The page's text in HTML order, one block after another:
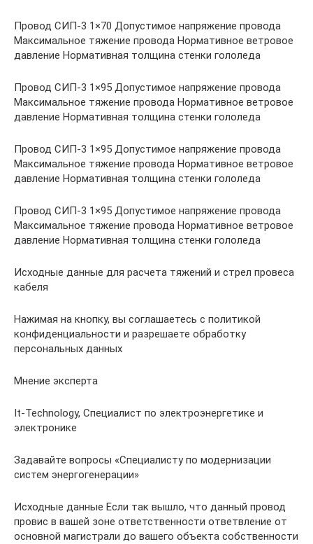
Провод СИП-3 1×70 Допустимое напряжение провода
Максимальное тяжение провода Нормативное ветровое
давление Нормативная толщина стенки гололеда
Провод СИП-3 1×95 Допустимое напряжение провода
Максимальное тяжение провода Нормативное ветровое
давление Нормативная толщина стенки гололеда
Провод СИП-3 1×95 Допустимое напряжение провода
Максимальное тяжение провода Нормативное ветровое
давление Нормативная толщина стенки гололеда
Провод СИП-3 1×95 Допустимое напряжение провода
Максимальное тяжение провода Нормативное ветровое
давление Нормативная толщина стенки гололеда
Исходные данные для расчета тяжений и стрел провеса
кабеля
Нажимая на кнопку, вы соглашаетесь с политикой
конфиденциальности и разрешаете обработку
персональных данных
Мнение эксперта
It-Technology, Cпециалист по электроэнергетике и
электронике
Задавайте вопросы «Специалисту по модернизации
систем энергогенерации»
Исходные данные Если так вышло, что данный провод
провис в вашей зоне ответственности ответвление от
основной магистрали до вашего объекта собственности